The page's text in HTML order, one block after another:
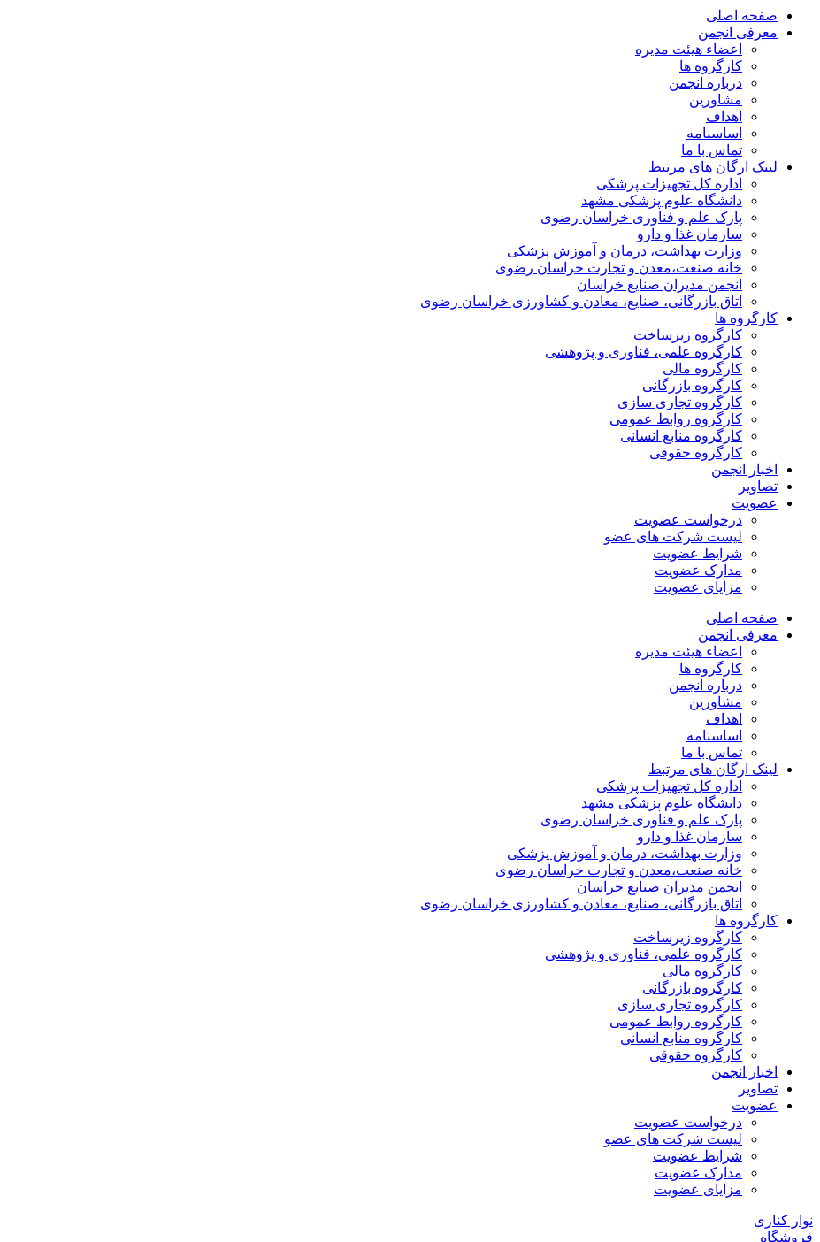
صفحه اصلی
معرفی انجمن
اعضاء هیئت مدیره
کارگروه ها
درباره انجمن
مشاورین
اهداف
اساسنامه
تماس با ما
لینک ارگان های مرتبط
اداره کل تجهیزات پزشکی
دانشگاه علوم پزشکی مشهد
پارک علم و فناوری خراسان رضوی
سازمان غذا و دارو
وزارت بهداشت، درمان و آموزش پزشکی
خانه صنعت،معدن و تجارت خراسان رضوی
انجمن مدیران صنایع خراسان
اتاق بازرگانی، صنایع، معادن و کشاورزی خراسان رضوی
کارگروه ها
کارگروه زیرساخت
کارگروه علمی، فناوری و پژوهشی
کارگروه مالی
کارگروه بازرگانی
کارگروه تجاری سازی
کارگروه روابط عمومی
کارگروه منابع انسانی
کارگروه حقوقی
اخبار انجمن
تصاویر
عضویت
درخواست عضویت
لیست شرکت های عضو
شرایط عضویت
مدارک عضویت
مزایای عضویت
صفحه اصلی
معرفی انجمن
اعضاء هیئت مدیره
کارگروه ها
درباره انجمن
مشاورین
اهداف
اساسنامه
تماس با ما
لینک ارگان های مرتبط
اداره کل تجهیزات پزشکی
دانشگاه علوم پزشکی مشهد
پارک علم و فناوری خراسان رضوی
سازمان غذا و دارو
وزارت بهداشت، درمان و آموزش پزشکی
خانه صنعت،معدن و تجارت خراسان رضوی
انجمن مدیران صنایع خراسان
اتاق بازرگانی، صنایع، معادن و کشاورزی خراسان رضوی
کارگروه ها
کارگروه زیرساخت
کارگروه علمی، فناوری و پژوهشی
کارگروه مالی
کارگروه بازرگانی
کارگروه تجاری سازی
کارگروه روابط عمومی
کارگروه منابع انسانی
کارگروه حقوقی
اخبار انجمن
تصاویر
عضویت
درخواست عضویت
لیست شرکت های عضو
شرایط عضویت
مدارک عضویت
مزایای عضویت
نوار کناری
فروشگاه